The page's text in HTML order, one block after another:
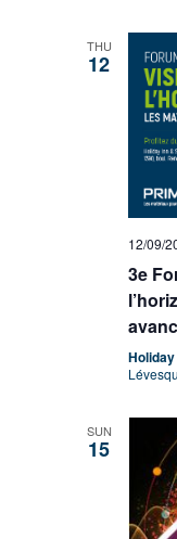
THU
12
12/09/
3e
SUN
15